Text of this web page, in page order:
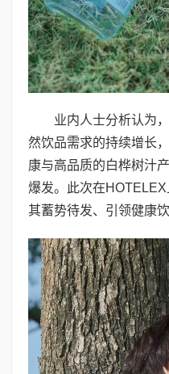
业内人士分析认为
然饮品需求的持续增长
康与高品质的白桦树汁
爆发。此次在
其蓄势待发、引领健康